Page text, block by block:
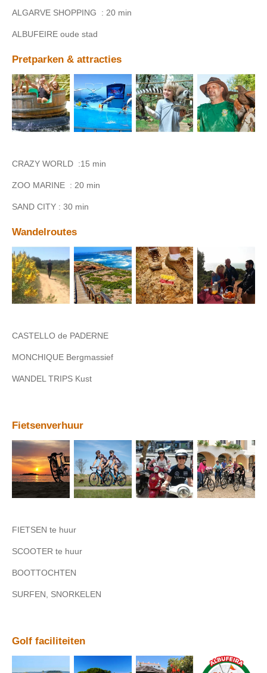
ALGARVE SHOPPING : 20 min
ALBUFEIRE oude stad
Pretparken & attracties
CRAZY WORLD :15 min
ZOO MARINE : 20 min
SAND CITY : 30 min
Wandelroutes
CASTELLO de PADERNE
MONCHIQUE Bergmassief
WANDEL TRIPS Kust
Fietsenverhuur
FIETSEN te huur
SCOOTER te huur
BOOTTOCHTEN
SURFEN, SNORKELEN
Golf faciliteiten